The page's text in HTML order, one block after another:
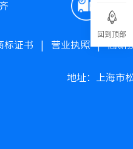
标证书 营业执照|高新
地址：上海市
回到顶部